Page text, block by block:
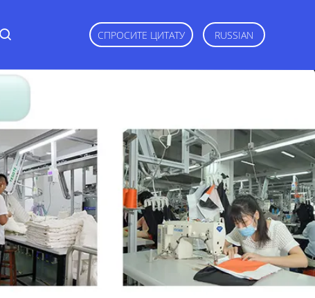
СПРОСИТЕ ЦИТАТУ RUSSIAN